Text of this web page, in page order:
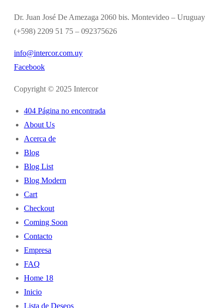
Dr. Juan José De Amezaga 2060 bis. Montevideo – Uruguay
(+598) 2209 51 75 – 092375626
info@intercor.com.uy
Facebook
Copyright © 2025 Intercor
404 Página no encontrada
About Us
Acerca de
Blog
Blog List
Blog Modern
Cart
Checkout
Coming Soon
Contacto
Empresa
FAQ
Home 18
Inicio
Lista de Deseos